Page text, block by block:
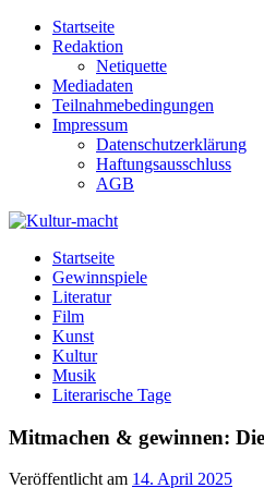
Zum
Inhalt
Startseite
Redaktion
Netiquette
Mediadaten
Teilnahmebedingungen
Impressum
Datenschutzerklärung
Haftungsausschluss
AGB
Kultur-macht
Magazin für Kunst, Literatur,
Startseite
Gewinnspiele
Literatur
Film
Kunst
Kultur
Musik
Literarische Tage
Mitmachen & gewinnen:
Veröffentlicht am 14. April 2025